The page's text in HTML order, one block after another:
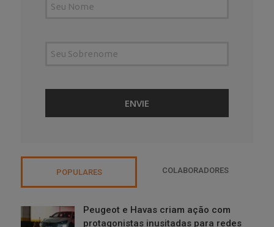
POPULARES COLABORADORES
Peugeot e Havas criam ação com
protagonistas inusitadas para redes